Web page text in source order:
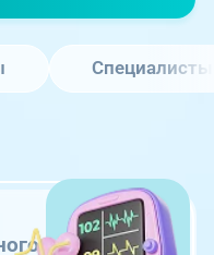
Специалисты